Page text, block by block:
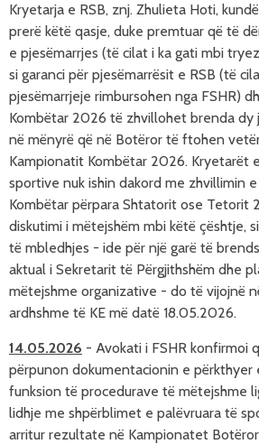
Kryetarja e RSB, znj. Zhulieta Hoti,
prerë këtë qasje, duke premtuar që të
e pjesëmarrjes (të cilat i ka gati mbi
si garanci për pjesëmarrësit e RSB (të
pjesëmarrjeje rimbursohen nga FSHR)
Kombëtar 2026 të zhvillohet brenda dy
në mënyrë që në Botëror të ftohen
Kampionatit Kombëtar 2026. Kryetarët
sportive nuk ishin dakord me zhvillimin
Kombëtar përpara Shtatorit ose Tetorit
diskutimi i mëtejshëm mbi këtë çështje,
të mbledhjes - ide për një garë të
aktual i Sekretarit të Përgjithshëm dhe
mëtejshme organizative - do të vijojnë
ardhshme të KE më datë 18.05.2026.
14.05.2026 - Avokati i FSHR konfirmoi
përpunon dokumentacionin e përkthyer
funksion të procedurave të mëtejshme
lidhje me shpërblimet e palëvruara të
arritur rezultate në Kampionatet